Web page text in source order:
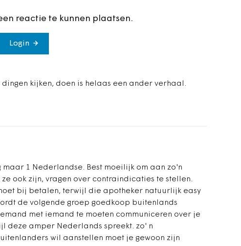
reactie te kunnen plaatsen.
Login
kijken, doen is helaas een ander verhaal.
maar 1 Nederlandse. Best moeilijk om aan zo'n
ook zijn, vragen over contraindicaties te stellen.
bij betalen, terwijl die apotheker natuurlijk easy
de volgende groep goedkoop buitenlands
met iemand te moeten communiceren over je
deze amper Nederlands spreekt. zo' n
wil aanstellen moet je gewoon zijn